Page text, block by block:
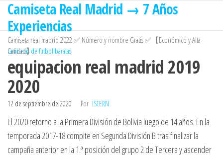
Saltar
contenido
Camiseta Real Madrid → 7 Años
Experiencias
Camiseta real madrid 2022 ✅ Número y nombre Gratis ✅【Económico y Alta
Calidad】
camisetas de futbol baratas
equipacion real madrid 2019
2020
12 de septiembre de 2020 Por ISTERN
El 2020 retorno a la Primera División de Bolivia luego de 14 años. En la
temporada 2017-18 compite en Segunda División B tras finalizar la
campaña anterior en la 1.ª posición del grupo 2 de Tercera y ascender